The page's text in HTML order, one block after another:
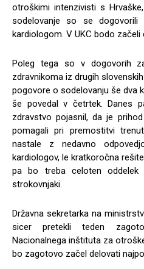
otroškimi intenzivisti s
sodelovanje so se
kardiologom. V UKC bodo začeli
Poleg tega so v dogovorih
zdravnikoma iz drugih
pogovore o sodelovanju še dva
še povedal v četrtek. Danes
zdravstvo pojasnil, da je
pomagali pri premostitvi
nastale z nedavno
kardiologov, le kratkoročna
pa bo treba celoten
strokovnjaki.
Državna sekretarka na
sicer pretekli teden
Nacionalnega inštituta za
bo zagotovo začel delovati